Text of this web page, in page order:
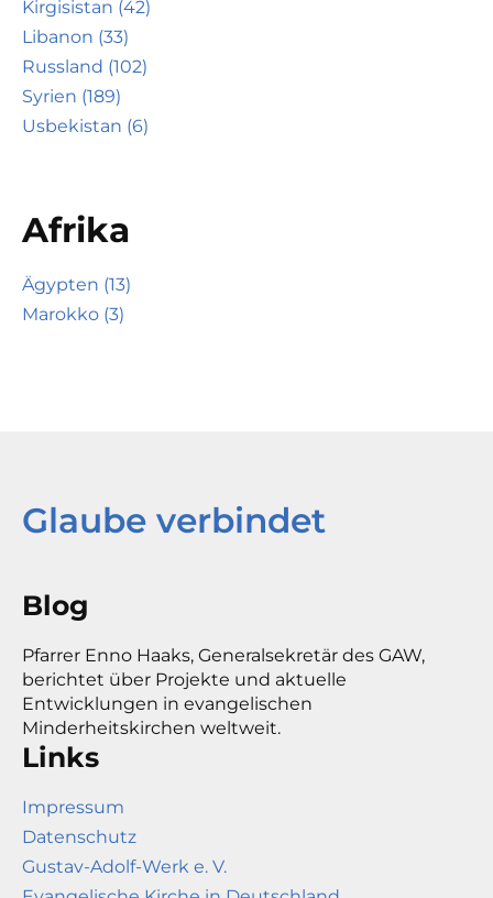
Kirgisistan (42)
Libanon (33)
Russland (102)
Syrien (189)
Usbekistan (6)
Afrika
Ägypten (13)
Marokko (3)
Glaube verbindet
Blog
Pfarrer Enno Haaks, Generalsekretär des GAW,
berichtet über Projekte und aktuelle
Entwicklungen in evangelischen
Minderheitskirchen weltweit.
Links
Impressum
Datenschutz
Gustav-Adolf-Werk e. V.